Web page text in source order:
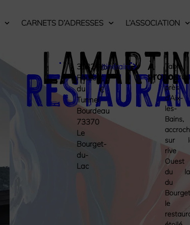
CARNETS D’ADRESSES L’ASSOCIATION
3132
Route
du
Tunnel
Bourdeau
73370
Le
Bourget-
du-
Lac
Prix
:
€
€
€
itinéraire
À
propos
Table
près
d’Aix-
les-
Bains,
sur
rive
Ouest
du
du
le